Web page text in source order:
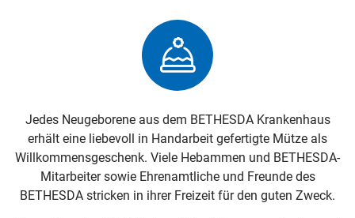
Jedes Neugeborene aus dem BETHESDA Krankenhaus
erhält eine liebevoll in Handarbeit gefertigte Mütze als
Willkommensgeschenk. Viele Hebammen und BETHESDA-
Mitarbeiter sowie Ehrenamtliche und Freunde des
BETHESDA stricken in ihrer Freizeit für den guten Zweck.